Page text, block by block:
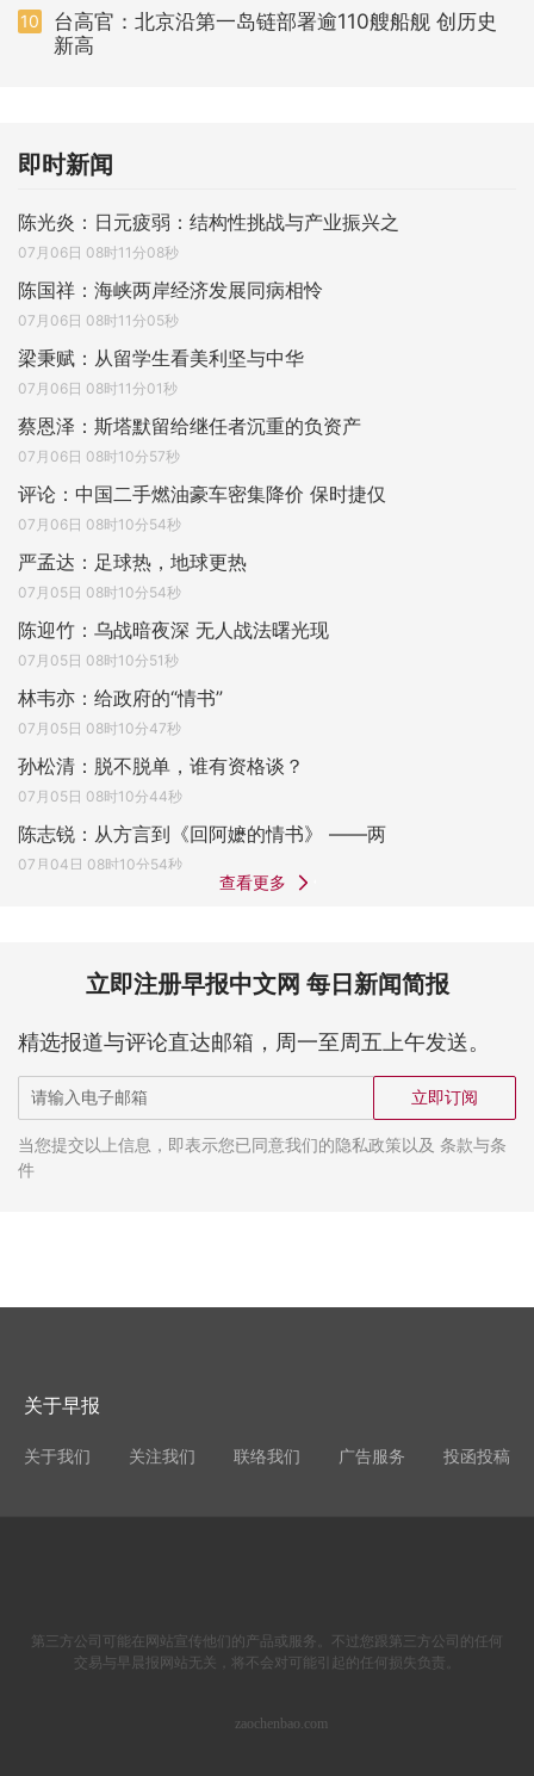
10
台高官：北京沿第一岛链部署逾110艘船舰 创历史
新高
即时新闻
陈光炎：日元疲弱：结构性挑战与产业振兴之
07月06日 08时11分08秒
陈国祥：海峡两岸经济发展同病相怜
07月06日 08时11分05秒
梁秉赋：从留学生看美利坚与中华
07月06日 08时11分01秒
蔡恩泽：斯塔默留给继任者沉重的负资产
07月06日 08时10分57秒
评论：中国二手燃油豪车密集降价 保时捷仅
07月06日 08时10分54秒
严孟达：足球热，地球更热
07月05日 08时10分54秒
陈迎竹：乌战暗夜深 无人战法曙光现
07月05日 08时10分51秒
林韦亦：给政府的“情书”
07月05日 08时10分47秒
孙松清：脱不脱单，谁有资格谈？
07月05日 08时10分44秒
陈志锐：从方言到《回阿嬷的情书》 ——两
07月04日 08时10分54秒
查看更多
立即注册早报中文网 每日新闻简报
精选报道与评论直达邮箱，周一至周五上午发送。
立即订阅
当您提交以上信息，即表示您已同意我们的隐私政策以及 条款与条
件
关于早报
关于我们 关注我们 联络我们 广告服务 投函投稿
第三方公司可能在网站宣传他们的产品或服务。不过您跟第三方公司的任何
交易与早晨报网站无关，将不会对可能引起的任何损失负责。
zaochenbao.com